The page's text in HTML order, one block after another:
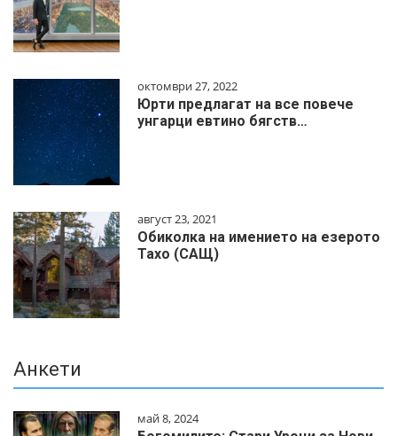
октомври 27, 2022
Юрти предлагат на все повече
унгарци евтино бягств…
август 23, 2021
Обиколка на имението на езерото
Тахо (САЩ)
Анкети
май 8, 2024